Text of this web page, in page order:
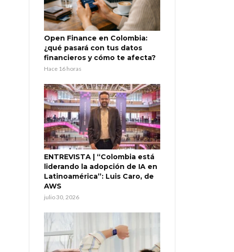
Open Finance en Colombia:
¿qué pasará con tus datos
financieros y cómo te afecta?
Hace 16 horas
ENTREVISTA | “Colombia está
liderando la adopción de IA en
Latinoamérica”: Luis Caro, de
AWS
julio 30, 2026